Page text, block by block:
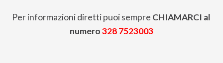
Per informazioni diretti puoi sempre CHIAMARCI al
numero328 7523003